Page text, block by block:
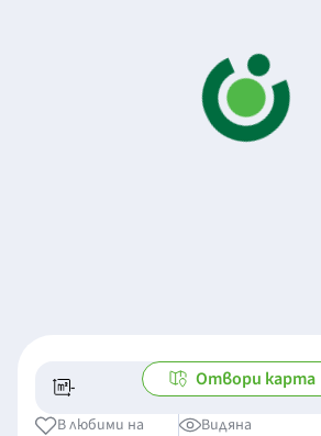
- -/-
Отвори карта
В любими на Видяна